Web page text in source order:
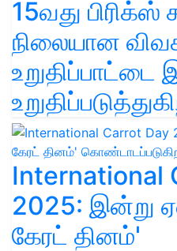
15வது பிரிக்ஸ்
நிலையான
உறுதிப்பாட்டை
International
2025: இன்று
கேரட் தினம்'